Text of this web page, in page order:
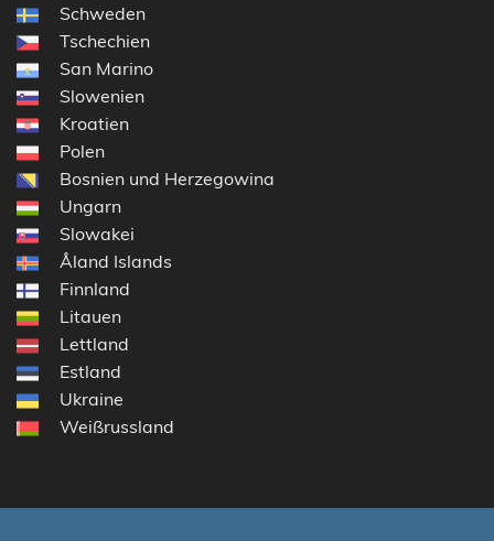
Schweden
Tschechien
San Marino
Slowenien
Kroatien
Polen
Bosnien und Herzegowina
Ungarn
Slowakei
Åland Islands
Finnland
Litauen
Lettland
Estland
Ukraine
Weißrussland